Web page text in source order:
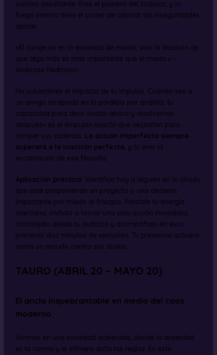
sonrisa desafiante. Eres el pionero del zodiaco, y tu
fuego interno tiene el poder de calcinar las inseguridades
ajenas.
«El coraje no es la ausencia de miedo, sino la decisión de
que algo más es más importante que el miedo.» –
Ambrose Redmoon
No subestimes el impacto de tu impulso. Cuando ves a
un amigo atrapado en la parálisis por análisis, tu
capacidad para decir «hazlo ahora y resolvemos
después» es el empujón exacto que necesitan para
romper sus cadenas. La acción imperfecta siempre
superará a la inacción perfecta, y tú eres la
encarnación de esa filosofía.
Aplicación práctica: Identifica hoy a alguien en tu círculo
que esté posponiendo un proyecto o una decisión
importante por miedo al fracaso. Préstale tu energía
marciana: invítalo a tomar una sola acción inmediata,
aconséjalo desde tu audacia y acompáñalo en esos
primeros diez minutos de ejecución. Tu presencia actuará
como un escudo contra sus dudas.
TAURO (ABRIL 20 – MAYO 20)
El ancla inquebrantable en medio del caos
moderno
Vivimos en una sociedad acelerada, donde la ansiedad
es la norma y lo efímero dicta las reglas. En este